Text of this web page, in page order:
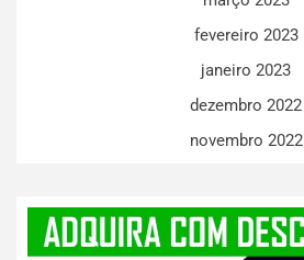
fevereiro 2023
janeiro 2023
dezembro 2022
novembro 2022